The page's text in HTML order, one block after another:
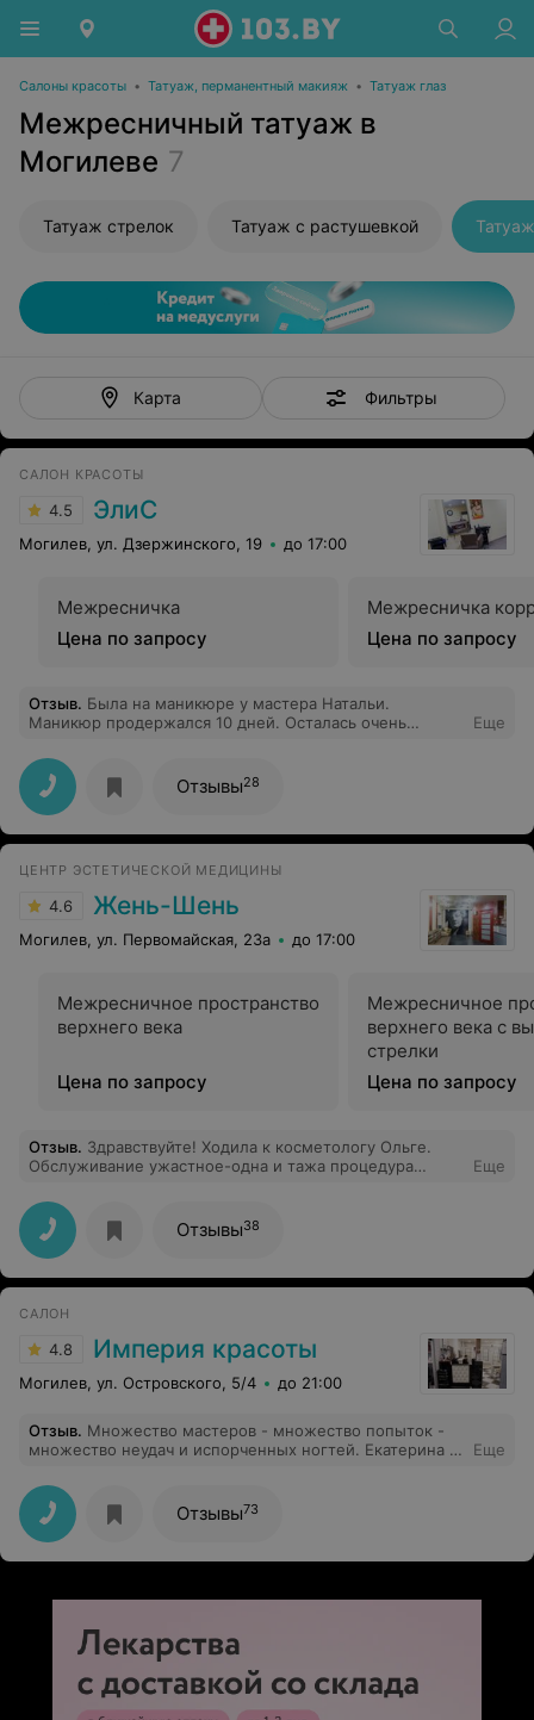
Салоны красоты • Татуаж, перманентный макияж • Татуаж глаз
Межресничный татуаж в
Могилеве 7
Татуаж стрелок Татуаж с растушевкой
Карта Фильтры
САЛОН КРАСОТЫ
4.5 ЭлиС
Могилев, ул. Дзержинского, 19 до 17:00
Межресничка
Цена по запросу
Межресничка
Цена по запросу
Отзыв. Была на маникюре у мастера Натальи.
Маникюр продержался 10 дней. Осталась очень
Еще
Отзывы28
ЦЕНТР ЭСТЕТИЧЕСКОЙ МЕДИЦИНЫ
4.6 Жень-Шень
Могилев, ул. Первомайская, 23а до 17:00
Межресничное пространство
верхнего века
Цена по запросу
Межресничное
верхнего века с
стрелки
Цена по запросу
Отзыв. Здравствуйте! Ходила к косметологу Ольге.
Обслуживание ужастное-одна и тажа процедура
говорила,что делает мне скидочку. Не рокомендую
этого мастера.
Еще
Отзывы38
САЛОН
4.8 Империя красоты
Могилев, ул. Островского, 5/4 до 21:00
Отзыв. Множество мастеров - множество попыток -
множество неудач и испорченных ногтей. Екатерина -
маникюрного(педикюрного) фанатика. Очень
благодарна за теплоту в общении, созданном
комфорте и конечно же профессионализм. Это именно
тот человек, который позаботится о воплощении
желания в реалии и сделает это на высшем уровне. Ни
ней. ❤️❤️❤️
Еще
Отзывы73